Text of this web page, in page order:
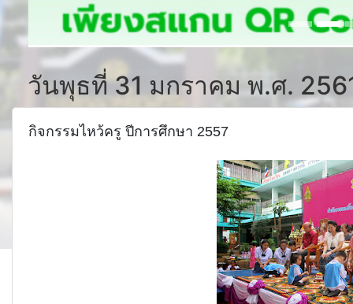
วันพุธที่ 31 มกราคม พ.ศ.
กิจกรรมไหว้ครู ปีการศึกษา 2557